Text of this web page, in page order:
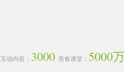
互动内容； 3000 美食课堂； 5000